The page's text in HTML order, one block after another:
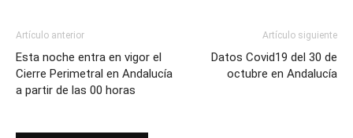
Artículo anterior
Esta noche entra en vigor el
Cierre Perimetral en Andalucía
a partir de las 00 horas
Artículo siguiente
Datos Covid19 del 30 de
octubre en Andalucía